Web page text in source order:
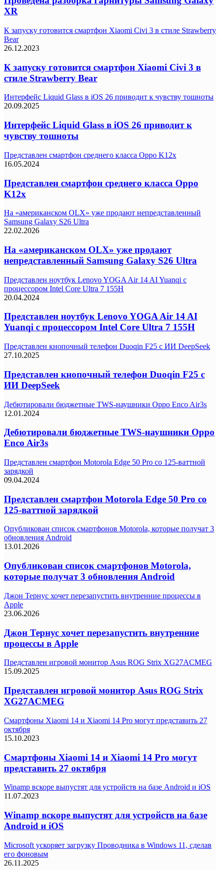
XR
К запуску готовится смартфон Xiaomi Civi 3 в стиле Strawberry
Bear
26.12.2023
К запуску готовится смартфон Xiaomi Civi 3 в
стиле Strawberry Bear
Интерфейс Liquid Glass в iOS 26 приводит к чувству тошноты
20.09.2025
Интерфейс Liquid Glass в iOS 26 приводит к
чувству тошноты
Представлен смартфон среднего класса Oppo K12x
16.05.2024
Представлен смартфон среднего класса Oppo
K12x
На «американском OLX» уже продают непредставленный
Samsung Galaxy S26 Ultra
22.02.2026
На «американском OLX» уже продают
непредставленный Samsung Galaxy S26 Ultra
Представлен ноутбук Lenovo YOGA Air 14 AI Yuanqi с
процессором Intel Core Ultra 7 155H
20.04.2024
Представлен ноутбук Lenovo YOGA Air 14 AI
Yuanqi с процессором Intel Core Ultra 7 155H
Представлен кнопочный телефон Duoqin F25 с ИИ DeepSeek
27.10.2025
Представлен кнопочный телефон Duoqin F25 с
ИИ DeepSeek
Дебютировали бюджетные TWS-наушники Oppo Enco Air3s
12.01.2024
Дебютировали бюджетные TWS-наушники Oppo
Enco Air3s
Представлен смартфон Motorola Edge 50 Pro со 125-ваттной
зарядкой
09.04.2024
Представлен смартфон Motorola Edge 50 Pro со
125-ваттной зарядкой
Опубликован список смартфонов Motorola, которые получат 3
обновления Android
13.01.2026
Опубликован список смартфонов Motorola,
которые получат 3 обновления Android
Джон Тернус хочет перезапустить внутренние процессы в
Apple
23.06.2026
Джон Тернус хочет перезапустить внутренние
процессы в Apple
Представлен игровой монитор Asus ROG Strix XG27ACMEG
15.09.2025
Представлен игровой монитор Asus ROG Strix
XG27ACMEG
Смартфоны Xiaomi 14 и Xiaomi 14 Pro могут представить 27
октября
15.10.2023
Смартфоны Xiaomi 14 и Xiaomi 14 Pro могут
представить 27 октября
Winamp вскоре выпустят для устройств на базе Android и iOS
11.07.2023
Winamp вскоре выпустят для устройств на базе
Android и iOS
Microsoft ускоряет загрузку Проводника в Windows 11, сделав
его фоновым
26.11.2025